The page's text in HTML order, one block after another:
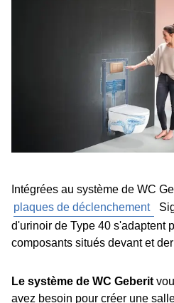
Intégrées au système de WC
plaques de déclenchement
d'urinoir de Type 40 s'adaptent
composants situés devant et
Le système de WC Geberit
avez besoin pour créer une